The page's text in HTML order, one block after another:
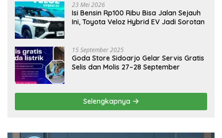
23 Mei 2026
Isi Bensin Rp100 Ribu Bisa Jalan Sejauh
Ini, Toyota Veloz Hybrid EV Jadi Sorotan
15 September 2025
Goda Store Sidoarjo Gelar Servis Gratis
Selis dan Molis 27–28 September
Selengkapnya